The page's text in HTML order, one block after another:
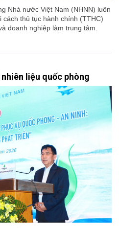
Nhà nước Việt Nam (NHNN) luôn
thủ tục hành chính (TTHC)
doanh nghiệp làm trung tâm.
liệu quốc phòng